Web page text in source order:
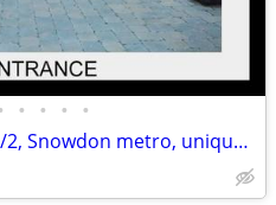
• • • •
Oct 1 Renovated, huge, 2 1/2, Snowdon metro, unique -heat & hydro incl